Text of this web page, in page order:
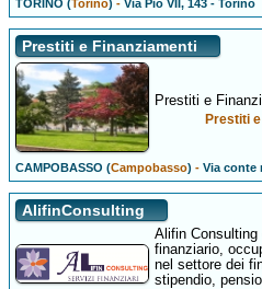
TORINO (Torino) -Via Pio VII, 143 - Torino
Prestiti e Finanziamenti
Prestiti e
Prestiti
CAMPOBASSO (Campobasso) -Via conte
AlifinConsulting
Alifin
finanziario,
nel settore dei
stipendio,